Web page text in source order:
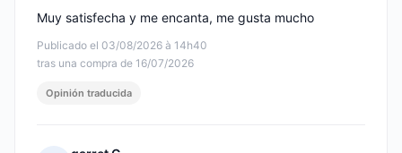
Publicado el 03/08/2026 à 14h40
tras una compra de 16/07/2026
Muy satisfecha y me encanta, me gusta mucho
Opinión traducida